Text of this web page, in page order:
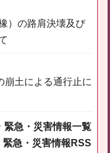
）の路肩決壊及び
崩土による通行止に
緊急・災害情報一覧
緊急・災害情報RSS